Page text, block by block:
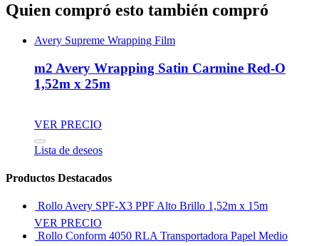
Quien compró esto también compró
Avery Supreme Wrapping Film
m2 Avery Wrapping Satin Carmine Red-O
1,52m x 25m
VER PRECIO
Lista de deseos
Productos Destacados
Rollo Avery SPF-X3 PPF Alto Brillo 1,52m x 15m
VER PRECIO
Rollo Conform 4050 RLA Transportadora Papel Medio